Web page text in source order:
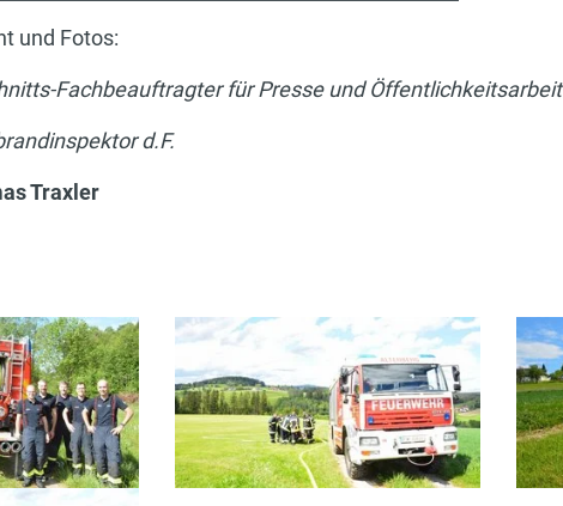
und Fotos:
Fachbeauftragter für Presse und Öffentlichkeitsarbeit
d.F.
Traxler